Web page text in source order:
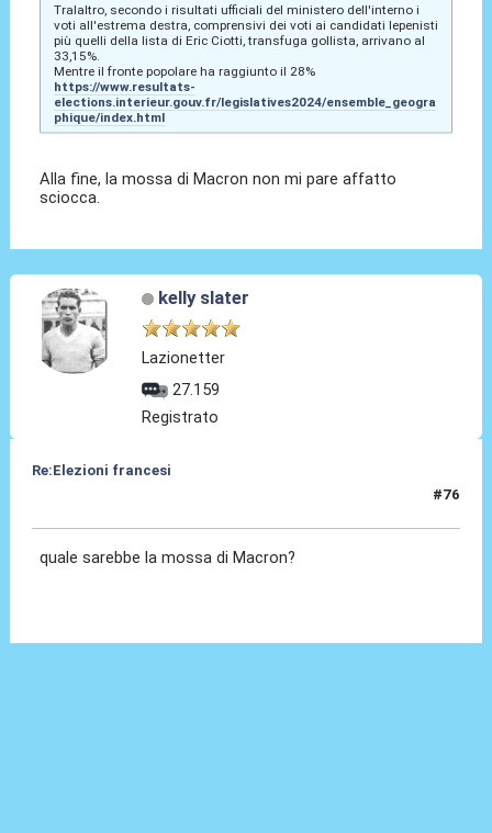
Tralaltro, secondo i risultati ufficiali del ministero dell'interno i
voti all'estrema destra, comprensivi dei voti ai candidati lepenisti
più quelli della lista di Eric Ciotti, transfuga gollista, arrivano al
33,15%.
Mentre il fronte popolare ha raggiunto il 28%
https://www.resultats-
elections.interieur.gouv.fr/legislatives2024/ensemble_geogra
phique/index.html
Alla fine, la mossa di Macron non mi pare affatto
sciocca.
kelly slater
Lazionetter
27.159
Registrato
Re:Elezioni francesi
#76
quale sarebbe la mossa di Macron?